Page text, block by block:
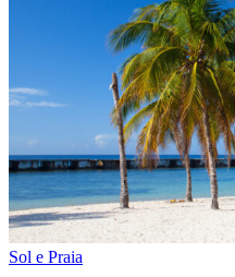
Sol e Praia